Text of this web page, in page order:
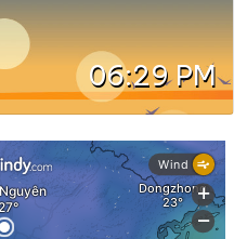
06:29 PM